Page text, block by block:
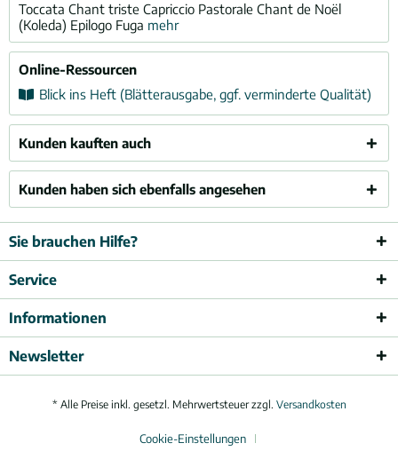
Toccata Chant triste Capriccio Pastorale Chant de Noël
(Koleda) Epilogo Fuga mehr
Online-Ressourcen
Blick ins Heft (Blätterausgabe, ggf. verminderte Qualität)
Kunden kauften auch
Kunden haben sich ebenfalls angesehen
Sie brauchen Hilfe?
Service
Informationen
Newsletter
* Alle Preise inkl. gesetzl. Mehrwertsteuer zzgl. Versandkosten
Cookie-Einstellungen